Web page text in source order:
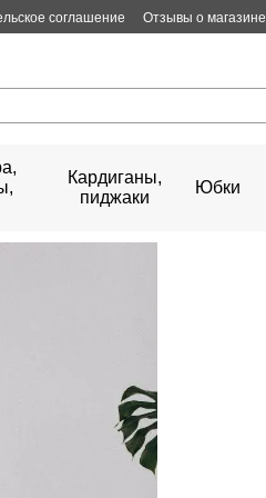
соглашение Отзывы о магазине
Кардиганы,
пиджаки
Юбки